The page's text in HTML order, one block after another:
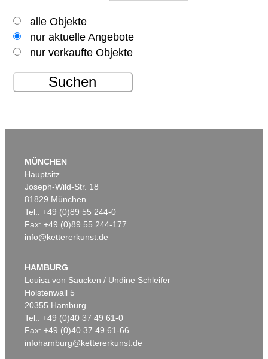
alle Objekte
nur aktuelle Angebote
nur verkaufte Objekte
Suchen
MÜNCHEN
Hauptsitz
Joseph-Wild-Str. 18
81829 München
Tel.: +49 (0)89 55 244-0
Fax: +49 (0)89 55 244-177
info@kettererkunst.de
HAMBURG
Louisa von Saucken / Undine Schleifer
Holstenwall 5
20355 Hamburg
Tel.: +49 (0)40 37 49 61-0
Fax: +49 (0)40 37 49 61-66
infohamburg@kettererkunst.de